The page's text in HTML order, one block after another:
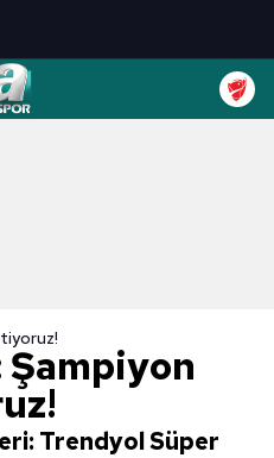
Trendyol Süper